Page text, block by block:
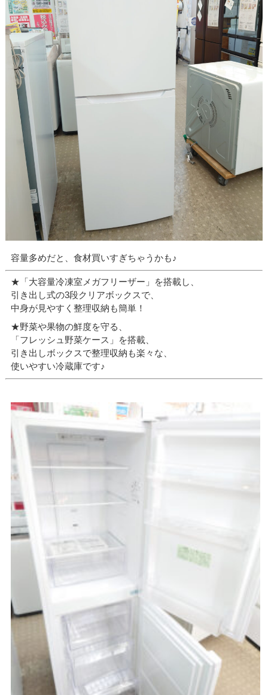
容量多めだと、食材買いすぎちゃうかも♪
★「大容量冷凍室メガフリーザー」を搭載し、
引き出し式の3段クリアボックスで、
中身が見やすく整理収納も簡単！
★野菜や果物の鮮度を守る、
「フレッシュ野菜ケース」を搭載、
引き出しボックスで整理収納も楽々な、
使いやすい冷蔵庫です♪